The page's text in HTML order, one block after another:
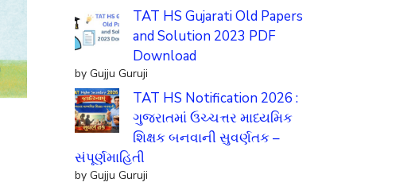
TAT HS Gujarati Old Papers
and Solution 2023 PDF
Download
by Gujju Guruji
TAT HS Notification 2026 :
ગુજરાતમાં ઉચ્ચત્તર માધ્યમિક
શિક્ષક બનવાની સુવર્ણતક –
સંપૂર્ણમાહિતી
by Gujju Guruji